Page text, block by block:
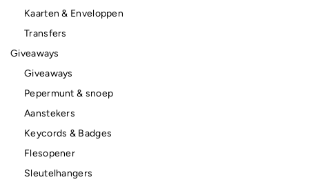
Kaarten & Enveloppen
Transfers
Giveaways
Giveaways
Pepermunt & snoep
Aanstekers
Keycords & Badges
Flesopener
Sleutelhangers